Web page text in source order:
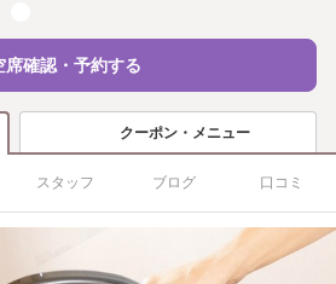
席確認・予約する
クーポン・メニュー
スタッフ ブログ 口コミ